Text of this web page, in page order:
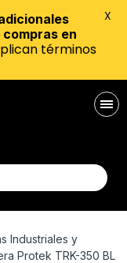
Industriales y
Protek TRK-350 BL
en
términos
X